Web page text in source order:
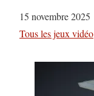
Date
15 novembre 2025
Par rapport à
Tous les jeux vidéo